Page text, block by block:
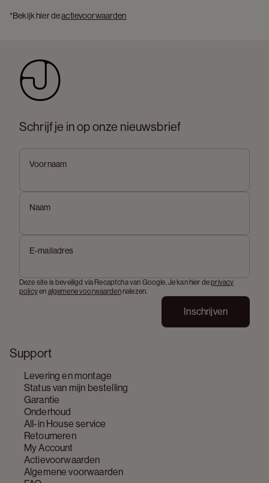
*Bekijk hier de actievoorwaarden
Support
Levering en montage
Status van mijn bestelling
Garantie
Onderhoud
All-in House service
Retourneren
My Account
Actievoorwaarden
Algemene voorwaarden
Schrijf je in op onze nieuwsbrief
Voornaam
Naam
E-mailadres
Deze site is beveiligd via Recaptcha van Google. Je kan hier deprivacy
policyen algemene voorwaardennalezen.
Inschrijven